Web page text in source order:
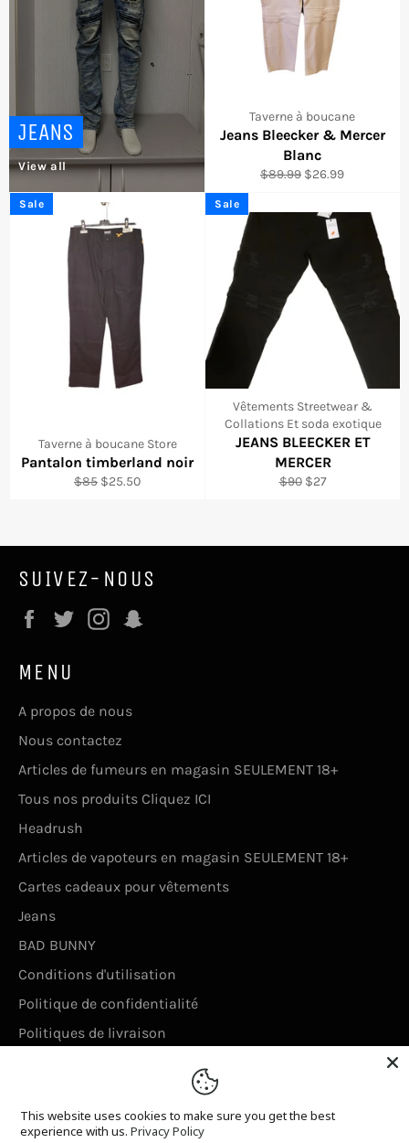
JEANS
View all
Taverne à boucane
Jeans Bleecker & Mercer
Blanc
Regular
$89.99 Sale
$26.99
Taverne à boucane Store
Pantalon timberland noir
Regular
$85 Sale
$25.50
Sale
Vêtements Streetwear &
Collations Et soda exotique
JEANS BLEECKER ET
MERCER
Regular
$90 Sale
$27
Sale
SUIVEZ-NOUS
FacebookTwitterInstagram
MENU
A propos de nous
Nous contactez
Articles de fumeurs en magasin SEULEMENT 18+
Tous nos produits Cliquez ICI
Headrush
Articles de vapoteurs en magasin SEULEMENT 18+
Cartes cadeaux pour vêtements
Jeans
BAD BUNNY
Conditions d'utilisation
Politique de confidentialité
Politiques de livraison
© 2026,Taverne à boucane. Powered by Shopify
Payment
This website uses cookies to make sure you get the best
experience with us. Privacy Policy